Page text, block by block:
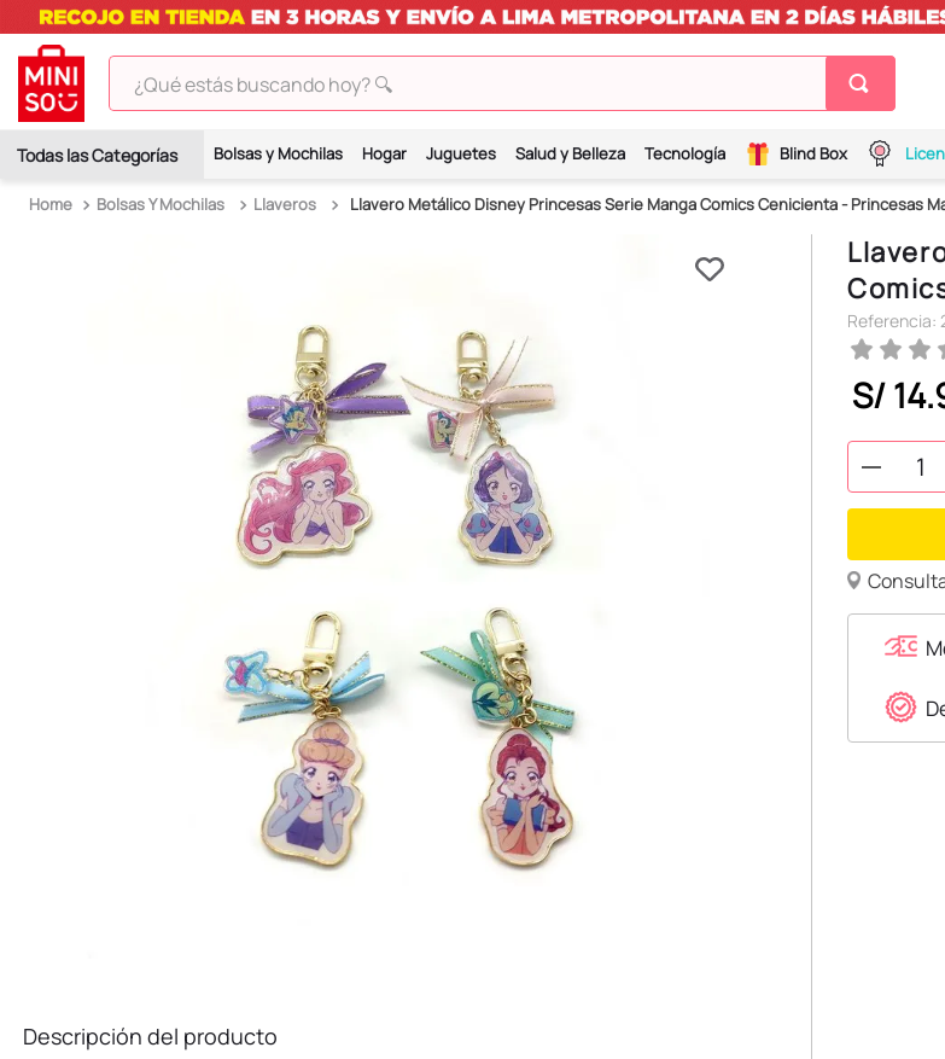
¿Qué estás buscando hoy? 🔍
Bolsas y Mochilas Hogar Juguetes Salud y Belleza Tecnología Blind Box
Bolsas Y Mochilas Llaveros Llavero Metálico Disney Princesas Serie Manga Comics Cenicienta - Princesas
Descripción del producto
Referencia:
S/14.
2.
hello kitty
chiikawas
tomatodo
7.
harry potter
8.
kuromi
9.
peluche
10. stitch